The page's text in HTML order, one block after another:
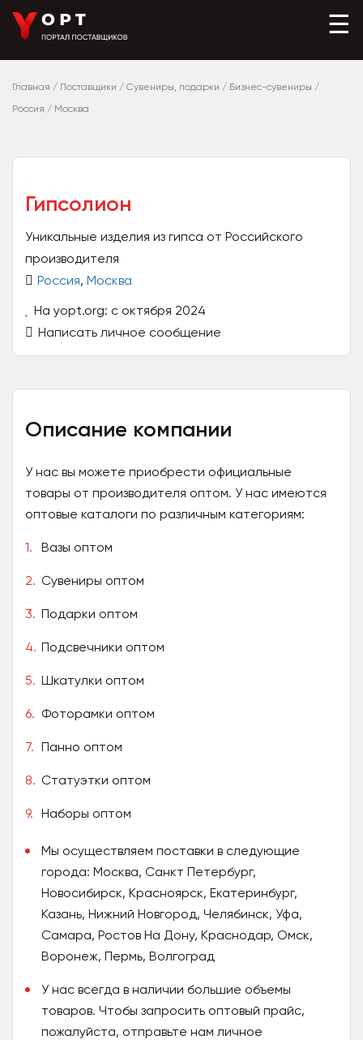
☰
Главная / Поставщики / Сувениры, подарки / Бизнес-сувениры /
Россия / Москва
Гипсолион
Уникальные изделия из гипса от Российского
производителя
Россия, Москва
На yopt.org: с октября 2024
Написать личное сообщение
Описание компании
У нас вы можете приобрести официальные
товары от производителя оптом. У нас имеются
оптовые каталоги по различным категориям:
Вазы оптом
Сувениры оптом
Подарки оптом
Подсвечники оптом
Шкатулки оптом
Фоторамки оптом
Панно оптом
Статуэтки оптом
Наборы оптом
Мы осуществляем поставки в следующие
города: Москва, Санкт Петербург,
Новосибирск, Красноярск, Екатеринбург,
Казань, Нижний Новгород, Челябинск, Уфа,
Самара, Ростов На Дону, Краснодар, Омск,
Воронеж, Пермь, Волгоград
У нас всегда в наличии большие объемы
товаров. Чтобы запросить оптовый прайс,
пожалуйста, отправьте нам личное